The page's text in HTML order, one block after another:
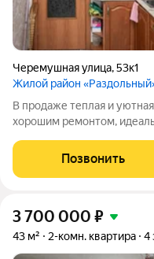
Черемушная улица,53к1
Жилой район
В продаже теплая и
хорошим ремонтом,
дворе большая детская
Рядом с домом
Позвонить
3 700 000 ₽
43 м² 2-комн. квартира 4